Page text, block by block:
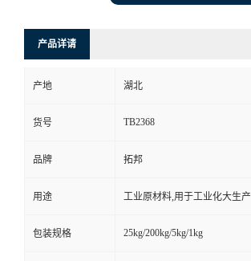
产品详请
产地 湖北
货号 TB2368
品牌 拓邦
用途 工业原材料,用于工业化大生产
包装规格 25kg/200kg/5kg/1kg